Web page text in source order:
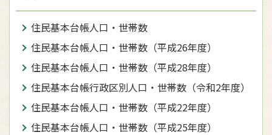
住民基本台帳人口・世帯数
住民基本台帳人口・世帯数（平成26年度）
住民基本台帳人口・世帯数（平成28年度）
住民基本台帳行政区別人口・世帯数（令和2年度）
住民基本台帳人口・世帯数（平成22年度）
住民基本台帳人口・世帯数（平成25年度）